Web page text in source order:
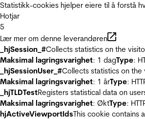
Statistikk-cookies hjelper eiere til å forstå
Hotjar
5
Lær mer om denne leverandøren
_hjSession_#Collects statistics on the
Maksimal lagringsvarighet: 1 dagType:
_hjSessionUser_#Collects statistics on
Maksimal lagringsvarighet: 1 årType:
_hjTLDTestRegisters statistical data on
Maksimal lagringsvarighet: ØktType:
hjActiveViewportIdsThis cookie contains